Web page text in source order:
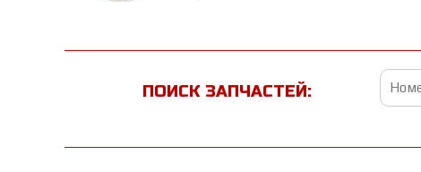
ПОИСК ЗАПЧАСТЕЙ: